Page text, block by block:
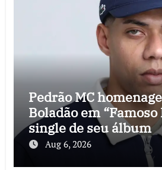
Pedrão MC
Boladão em
single de seu álbum
Aug 6, 2026